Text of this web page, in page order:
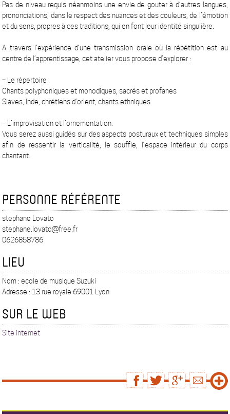
Pas de niveau requis néanmoins une envie de gouter à d’autres langues,
prononciations, dans le respect des nuances et des couleurs, de l’émotion
et du sens, propres à ces traditions, qui en font leur identité singulière.
A travers l’expérience d’une transmission orale où la répétition est au
centre de l’apprentissage, cet atelier vous propose d’explorer :
– Le répertoire :
Chants polyphoniques et monodiques, sacrés et profanes
Slaves, Inde, chrétiens d’orient, chants ethniques.
– L’improvisation et l’ornementation.
Vous serez aussi guidés sur des aspects posturaux et techniques simples
afin de ressentir la verticalité, le souffle, l’espace intérieur du corps
chantant.
PERSONNE RÉFÉRENTE
stephane Lovato
stephane.lovato@free.fr
0626858786
LIEU
Nom : ecole de musique Suzuki
Adresse : 13 rue royale 69001 Lyon
SUR LE WEB
Site internet